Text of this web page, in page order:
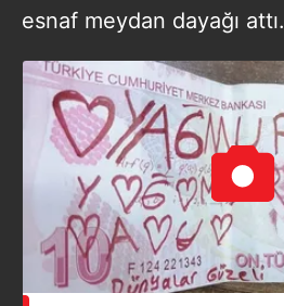
esnaf meydan dayağı attı.